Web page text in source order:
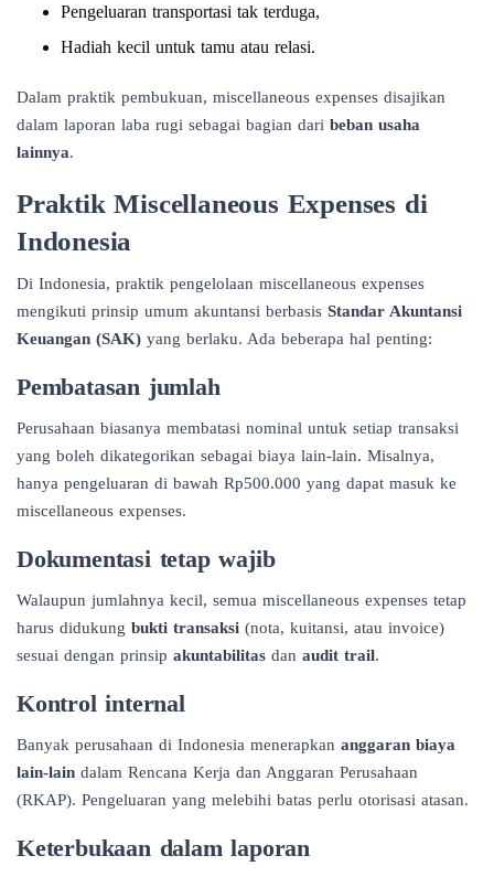
Pengeluaran transportasi tak terduga,
Hadiah kecil untuk tamu atau relasi.
Dalam praktik pembukuan, miscellaneous expenses disajikan
dalam laporan laba rugi sebagai bagian dari beban usaha
lainnya.
Praktik Miscellaneous Expenses di
Indonesia
Di Indonesia, praktik pengelolaan miscellaneous expenses
mengikuti prinsip umum akuntansi berbasis Standar Akuntansi
Keuangan (SAK) yang berlaku. Ada beberapa hal penting:
Pembatasan jumlah
Perusahaan biasanya membatasi nominal untuk setiap transaksi
yang boleh dikategorikan sebagai biaya lain-lain. Misalnya,
hanya pengeluaran di bawah Rp500.000 yang dapat masuk ke
miscellaneous expenses.
Dokumentasi tetap wajib
Walaupun jumlahnya kecil, semua miscellaneous expenses tetap
harus didukung bukti transaksi (nota, kuitansi, atau invoice)
sesuai dengan prinsip akuntabilitas dan audit trail.
Kontrol internal
Banyak perusahaan di Indonesia menerapkan anggaran biaya
lain-lain dalam Rencana Kerja dan Anggaran Perusahaan
(RKAP). Pengeluaran yang melebihi batas perlu otorisasi atasan.
Keterbukaan dalam laporan